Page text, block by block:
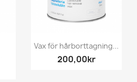
Vax för hårborttagning...
200,00kr